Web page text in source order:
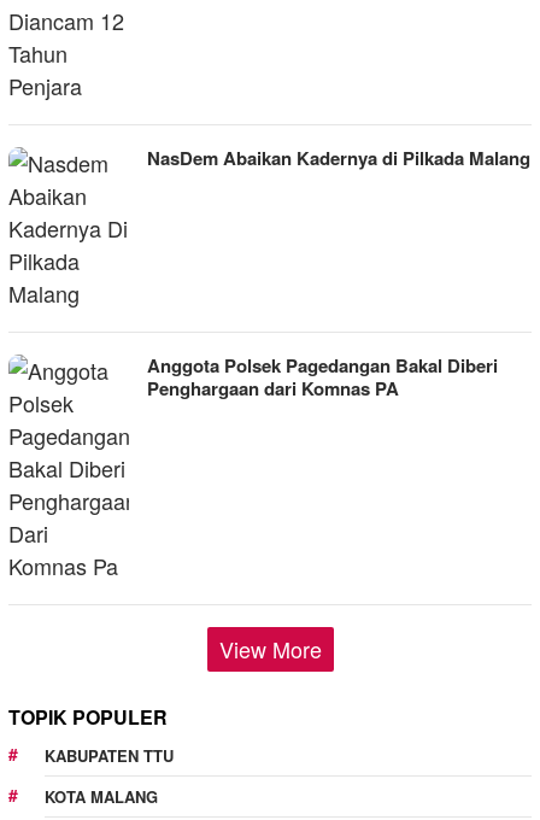
NasDem Abaikan Kadernya di Pilkada Malang
Anggota Polsek Pagedangan Bakal Diberi
Penghargaan dari Komnas PA
View More
TOPIK POPULER
KABUPATEN TTU
KOTA MALANG